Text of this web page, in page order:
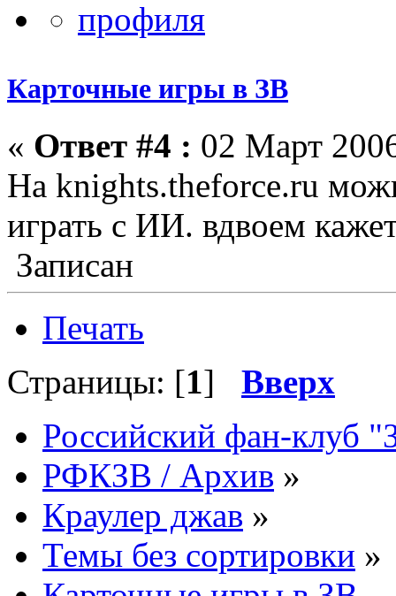
Карточные игры в ЗВ
« Ответ #4 : 02 Март
На knights.theforce.ru
играть с ИИ. вдвоем
Записан
Печать
Страницы: [1] Вверх
Российский фан-клуб
РФКЗВ / Архив »
Краулер джав »
Темы без сортировки »